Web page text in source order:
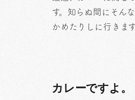
す。知らぬ間にそん
かめたりしに行きます
カレーですよ。